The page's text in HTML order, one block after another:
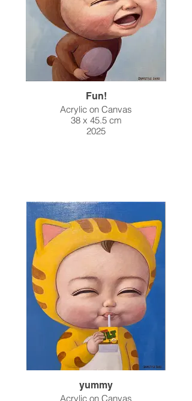
Fun!
Acrylic on Canvas
38 x 45.5 cm
2025
yummy
Acrylic on Canvas